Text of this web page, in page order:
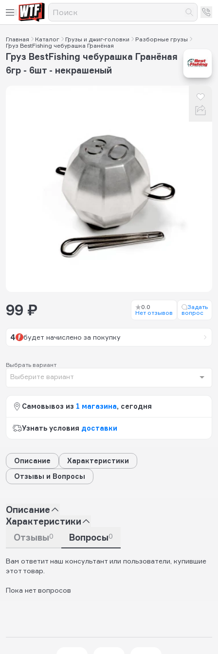
Главная Каталог Грузы и джиг-головки
Разборные грузы
Груз BestFishing чебурашка Гранёная
Груз BestFishing чебурашка Гранёная
6гр - 6шт - некрашеный
Выбрать вариант
Выберите вариант
99 ₽
0.0
Нет отзывов
Задать
вопрос
4 будет начислено за покупку
Самовывоз из 1 магазина, сегодня
Узнать условия доставки
Описание
Характеристики
Отзывы и Вопросы
Описание
Характеристики
Отзывы0 Вопросы0
Вам ответит наш консультант или пользователи, купившие
этот товар.
Пока нет вопросов